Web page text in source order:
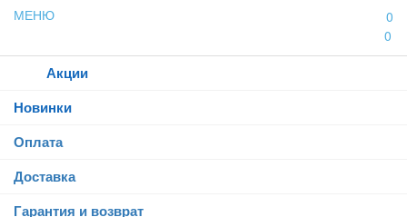
МЕНЮ
0
0
Акции
Новинки
Оплата
Доставка
Гарантия и возврат